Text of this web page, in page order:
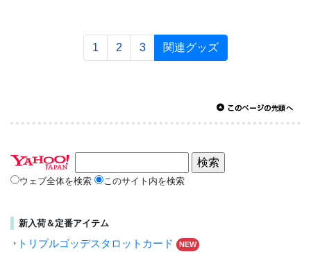
1 2 3 関連グッズ
ウェブ全体を検索 このサイト内を検索
新入荷＆定番アイテム
トリプルゴッデスタロットカード NEW